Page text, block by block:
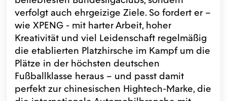
verfolgt auch ehrgeizige Ziele. So fordert er –
wie XPENG - mit harter Arbeit, hoher
Kreativität und viel Leidenschaft regelmäßig
die etablierten Platzhirsche im Kampf um die
Plätze in der höchsten deutschen
Fußballklasse heraus – und passt damit
perfekt zur chinesischen Hightech-Marke, die